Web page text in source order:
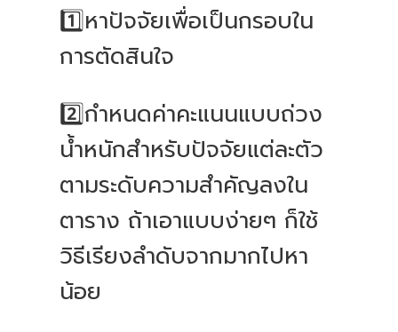
1️⃣หาปัจจัยเพื่อเป็นกรอบใน
การตัดสินใจ
2️⃣กำหนดค่าคะแนนแบบถ่วง
น้ำหนักสำหรับปัจจัยแต่ละตัว
ตามระดับความสำคัญลงใน
ตาราง ถ้าเอาแบบง่ายๆ ก็ใช้
วิธีเรียงลำดับจากมากไปหา
น้อย